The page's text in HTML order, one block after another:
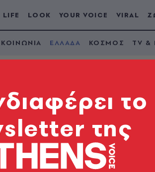
LIFE LOOK YOUR VOICE VIRAL
ΚΟΙΝΩΝΙΑ ΕΛΛΑΔΑ ΚΟΣΜΟΣ TV &
ο
το
της